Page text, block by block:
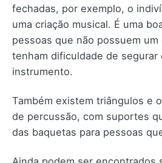
fechadas, por exemplo, o
uma criação musical. É uma
pessoas que não possuem
tenham dificuldade de segurar
instrumento.
Também existem triângulos e
de percussão, com suportes
das baquetas para pessoas